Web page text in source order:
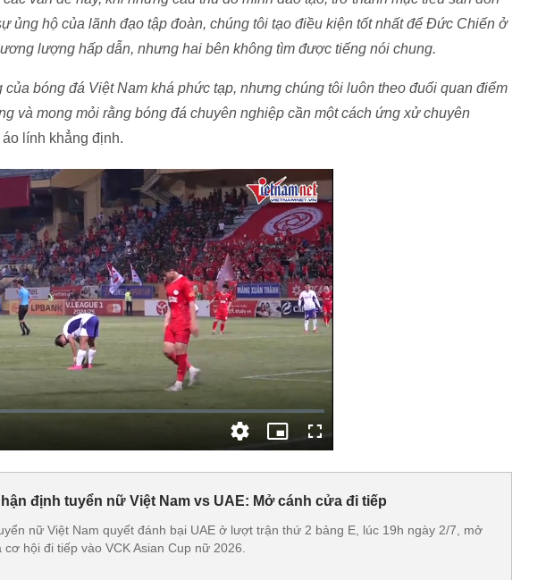
ủng hộ của lãnh đạo tập đoàn, chúng tôi tạo điều kiện tốt nhất để Đức Chiến ở
lượng hấp dẫn, nhưng hai bên không tìm được tiếng nói chung.
bóng đá Việt Nam khá phức tạp, nhưng chúng tôi luôn theo đuổi quan điểm
và mong mỏi rằng bóng đá chuyên nghiệp cần một cách ứng xử chuyên
lính khẳng định.
định tuyển nữ Việt Nam vs UAE: Mở cánh cửa đi tiếp
nữ Việt Nam quyết đánh bại UAE ở lượt trận thứ 2 bảng E, lúc 19h ngày 2/7, mở
cơ hội đi tiếp vào VCK Asian Cup nữ 2026.